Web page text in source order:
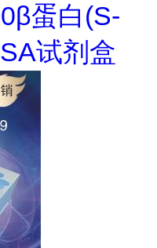
蛋白(S-
试剂盒